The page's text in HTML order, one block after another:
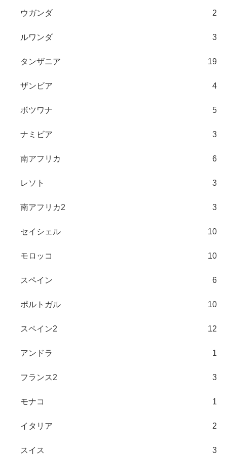
ウガンダ 2
ルワンダ 3
タンザニア 19
ザンビア 4
ボツワナ 5
ナミビア 3
南アフリカ 6
レソト 3
南アフリカ2 3
セイシェル 10
モロッコ 10
スペイン 6
ポルトガル 10
スペイン2 12
アンドラ 1
フランス2 3
モナコ 1
イタリア 2
スイス 3